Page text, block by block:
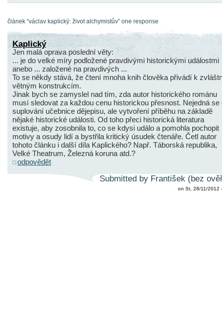
článek “václav kaplický: život alchymistův” one response
Kaplický
Jen malá oprava poslední věty:
... je do velké míry podložené pravdivými historickými událostmi
anebo ... založené na pravdivých ...
To se někdy stává, že čtení mnoha knih člověka přivádí k
větným konstrukcím.
Jinak bych se zamyslel nad tím, zda autor historického románu
musí sledovat za každou cenu historickou přesnost. Nejedná se
suplování učebnice dějepisu, ale vytvoření příběhu na základě
nějaké historické události. Od toho přeci historická literatura
existuje, aby zosobnila to, co se kdysi událo a pomohla pochopit
motivy a osudy lidí a bystřila kritický úsudek čtenáře. Četl autor
tohoto článku i další díla Kaplického? Např. Táborská republika,
Velké Theatrum, Železná koruna atd.?
odpovědět
Submitted by František (bez
on St, 28/11/2012